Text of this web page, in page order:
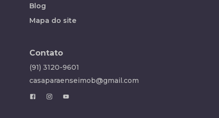
Blog
Mapa do site
Contato
(91) 3120-9601
casaparaenseimob@gmail.com